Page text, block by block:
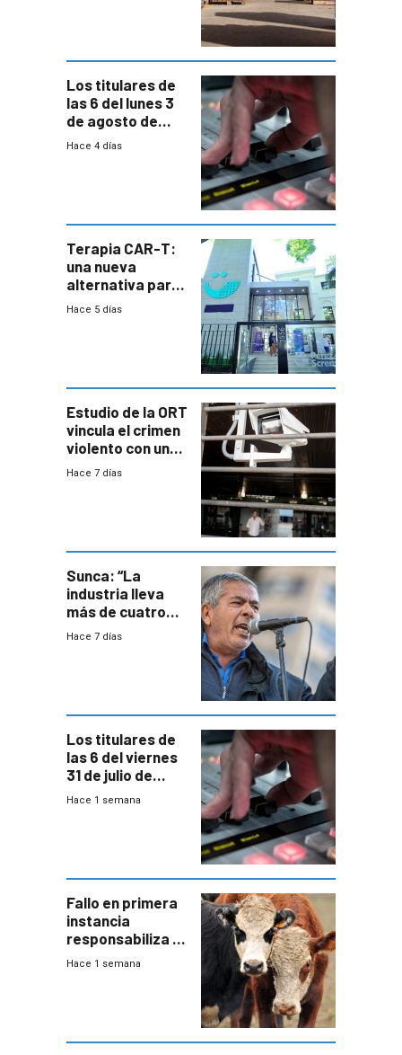
Los titulares de
las 6 del lunes 3
de agosto de
2026
Hace 4 días
Terapia CAR-T:
una nueva
alternativa para
niños y
Hace 5 días
Estudio de la ORT
vincula el crimen
violento con una
menor creación
Hace 7 días
Sunca: “La
industria lleva
más de cuatro
meses sin
Hace 7 días
Los titulares de
las 6 del viernes
31 de julio de
2026
Hace 1 semana
Fallo en primera
instancia
responsabiliza al
Estado por falta
Hace 1 semana